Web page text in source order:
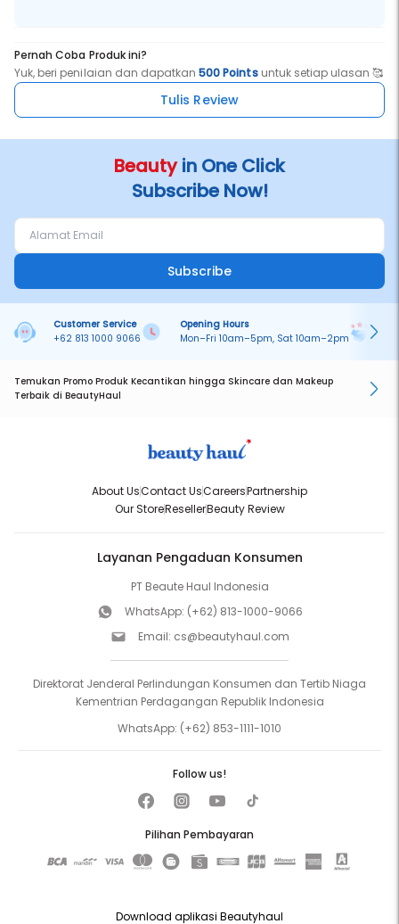
Pernah Coba Produk ini?
Yuk, beri penilaian dan dapatkan500 Pointsuntuk setiap ulasan 🥰
Tulis Review
Beautyin One Click
Subscribe Now!
Subscribe
Customer Service
+62 813 1000 9066
Opening Hours
Mon–Fri 10am–5pm, Sat 10am–2pm
Temukan Promo Produk Kecantikan hingga Skincare dan Makeup
Terbaik di BeautyHaul
About UsContact UsCareersPartnership
Our StoreResellerBeauty Review
Layanan Pengaduan Konsumen
PT Beaute Haul Indonesia
WhatsApp: (+62) 813-1000-9066
Email: cs@beautyhaul.com
Direktorat Jenderal Perlindungan Konsumen dan Tertib Niaga
Kementrian Perdagangan Republik Indonesia
WhatsApp: (+62) 853-1111-1010
Pilihan Pembayaran
Follow us!
Download aplikasi Beautyhaul